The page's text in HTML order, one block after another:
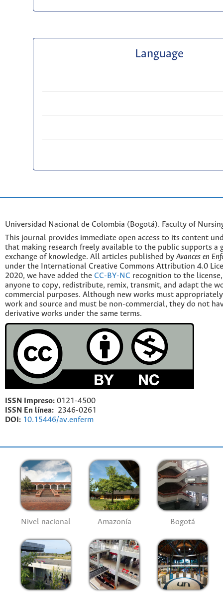
Language
Universidad Nacional de Colombia (Bogotá). Faculty of
This journal provides immediate open access to its content
that making research freely available to the public supports a
exchange of knowledge. All articles published by Avances en
under the International Creative Commons Attribution 4.0
2020, we have added the CC-BY-NC recognition to the
anyone to copy, redistribute, remix, transmit, and adapt the
commercial purposes. Although new works must
work and source and must be non-commercial, they do not
derivative works under the same terms.
ISSN Impreso: 0121-4500
ISSN En línea: 2346-0261
DOI: 10.15446/av.enferm
Nivel nacional Amazonía Bogotá